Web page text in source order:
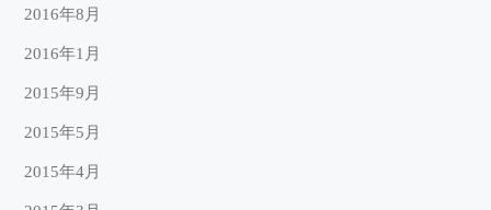
2016年8月
2016年1月
2015年9月
2015年5月
2015年4月